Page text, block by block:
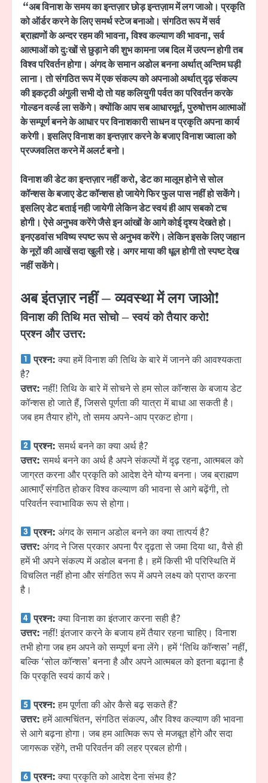
“अब विनाश के समय का इन्तज़ार छोड़ इन्तज़ाम में लग जाओ। प्रकृति
को ऑर्डर करने के लिए समर्थ स्टेज बनाओ। संगठित रूप में सर्व
ब्राह्मणों के अन्दर रहम की भावना,विश्व कल्याण की भावना,सर्व
आत्माओं को दुःखों से छुड़ाने की शुभ कामना जब दिल में उत्पन्न होगी तब
विश्व परिवर्तन होगा। अंगद के समान अडोल बनना अर्थात् अन्तिम घड़ी
लाना। तो संगठित रूप में एक संकल्प को अपनाओ अर्थात् दृढ़ संकल्प
की इकट्ठी अंगुली सभी दो तो यह कलियुगी पर्वत का परिवर्तन करके
गोल्डन वर्ल्ड ला सकेंगे। क्योंकि आप सब आधारमूर्त,पुरुषोत्तम आत्माओं
के सम्पूर्ण बनने के आधार पर विनाशकारी साधन व प्रकृति अपना कार्य
करेगी। इसलिए विनाश का इन्तज़ार करने के बजाए विनाश ज्वाला को
प्रज्जवलित करने में अलर्ट बनो।
विनाश की डेट का इन्तज़ार नहीं करो,डेट का मालूम होने से सोल
कॉन्शस के बजाए डेट कॉन्शस हो जायेगे फिर फुल पास नहीं हो सकेंगे।
इसलिए डेट बताई नही जायेगी लेकिन डेट स्वयं ही आप सबको टच
होगी। ऐसे अनुभव करेंगे जैसे इन आंखों के आगे कोई दृश्य देखते हो।
इनएडवांस भविष्य स्पष्ट रूप से अनुभव करेंगे। लेकिन इसके लिए जहान
के नूरों की आखें सदा खुली रहे। अगर माया की धूल होगी तो स्पष्ट देख
नहीं सकेंगे।
अब इंतज़ार नहीं – व्यवस्था में लग जाओ!
विनाश की तिथि मत सोचो – स्वयं को तैयार करो!
प्रश्न और उत्तर:
प्रश्न:क्या हमें विनाश की तिथि के बारे में जानने की आवश्यकता
है?
उत्तर:नहीं! तिथि के बारे में सोचने से हम सोल कॉन्शस के बजाय डेट
कॉन्शस हो जाते हैं, जिससे पूर्णता की यात्रा में बाधा आ सकती है।
जब हम तैयार होंगे, तो समय अपने-आप प्रकट होगा।
प्रश्न:समर्थ बनने का क्या अर्थ है?
उत्तर:समर्थ बनने का अर्थ है अपने संकल्पों में दृढ़ रहना, आत्मबल को
जाग्रत करना और प्रकृति को आदेश देने योग्य बनना। जब ब्राह्मण
आत्माएँ संगठित होकर विश्व कल्याण की भावना से आगे बढ़ेंगी, तो
परिवर्तन स्वाभाविक रूप से होगा।
प्रश्न: अंगद के समान अडोल बनने का क्या तात्पर्य है?
उत्तर: अंगद ने जिस प्रकार अपना पैर दृढ़ता से जमा दिया था, वैसे ही
हमें भी अपने संकल्प में अडोल बनना है। हमें किसी भी परिस्थिति में
विचलित नहीं होना और संगठित रूप में अपने लक्ष्य को प्राप्त करना
है।
प्रश्न:क्या विनाश का इंतजार करना सही है?
उत्तर:नहीं! इंतजार करने के बजाय हमें तैयार रहना चाहिए। विनाश
तभी होगा जब हम अपने को सम्पूर्ण बना लेंगे। हमें ‘तिथि कॉन्शस’ नहीं,
बल्कि ‘सोल कॉन्शस’ बनना है और अपने आत्मबल को इतना बढ़ाना है
कि प्रकृति स्वयं कार्य करे।
प्रश्न:हम पूर्णता की ओर कैसे बढ़ सकते हैं?
उत्तर:हमें आत्मचिंतन, संगठित संकल्प, और विश्व कल्याण की भावना
से आगे बढ़ना होगा। जब हम आत्मिक रूप से मजबूत होंगे और सदा
जागरूक रहेंगे, तभी परिवर्तन की लहर प्रबल होगी।
प्रश्न:क्या प्रकृति को आदेश देना संभव है?